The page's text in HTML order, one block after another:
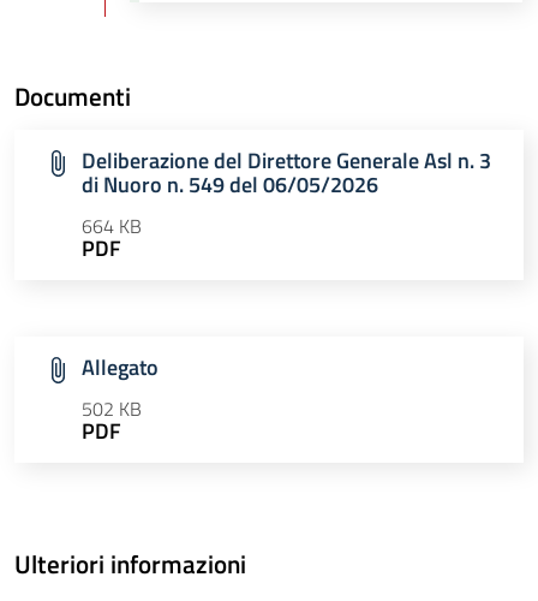
Documenti
Deliberazione del Direttore Generale Asl n. 3
di Nuoro n. 549 del 06/05/2026
664 KB
PDF
Allegato
502 KB
PDF
Ulteriori informazioni